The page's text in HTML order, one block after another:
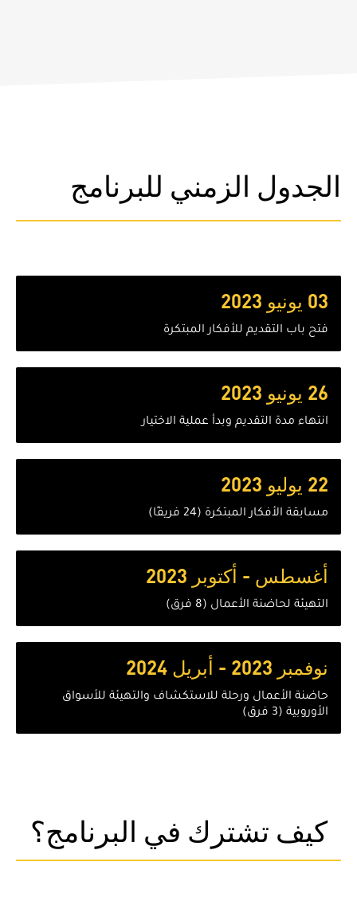
الجدول الزمني للبرنامج
03 يونيو 2023
فتح باب التقديم للأفكار المبتكرة
26 يونيو 2023
انتهاء مدة التقديم وبدأ عملية الاختيار
22 يوليو 2023
مسابقة الأفكار المبتكرة (24 فريقًا)
أغسطس - أكتوبر 2023
التهيئة لحاضنة الأعمال (8 فرق)
نوفمبر 2023 - أبريل 2024
حاضنة الأعمال ورحلة للاستكشاف والتهيئة للأسواق
الأوروبية (3 فرق)
كيف تشترك في البرنامج؟